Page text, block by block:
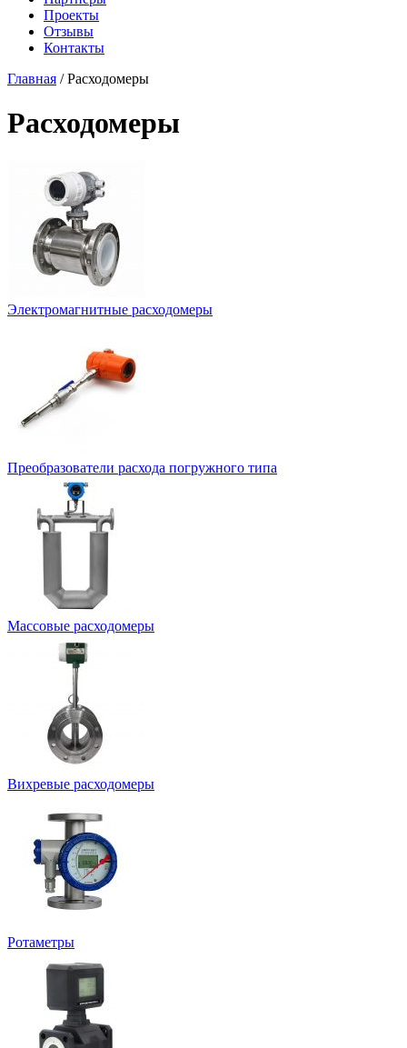
Проекты
Отзывы
Контакты
Главная / Расходомеры
Расходомеры
Электромагнитные расходомеры
Преобразователи расхода погружного типа
Массовые расходомеры
Вихревые расходомеры
Ротаметры